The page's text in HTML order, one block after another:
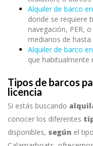
Alquiler de barco
donde se requiere
navegación, PER,
medianos de hasta
Alquiler de barco
que habitualmente
Tipos de barcos
licencia
Si estás buscando
conocer los diferentes
disponibles, según el